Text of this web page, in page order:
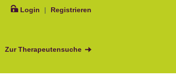
Login | Registrieren
Zur Therapeutensuche